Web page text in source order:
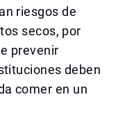
riesgos de
secos, por
prevenir
deben
comer en un